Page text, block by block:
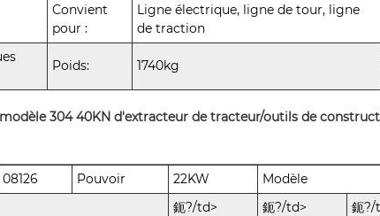
Convient
pour :
Ligne électrique, ligne de tour, ligne
de traction
Poids: 1740kg
304 40KN d'extracteur de tracteur/outils de
08126 Pouvoir 22KW Modèle
鈪?/td> 鈪?/td> 鈪?/